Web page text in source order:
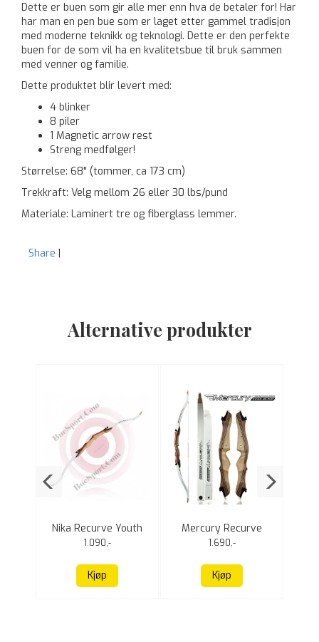
Dette er buen som gir alle mer enn hva de betaler for! Har
har man en pen bue som er laget etter gammel tradisjon
med moderne teknikk og teknologi. Dette er den perfekte
buen for de som vil ha en kvalitetsbue til bruk sammen
med venner og familie.
Dette produktet blir levert med:
4 blinker
8 piler
1 Magnetic arrow rest
Streng medfølger!
Størrelse: 68" (tommer, ca 173 cm)
Trekkraft: Velg mellom 26 eller 30 lbs/pund
Materiale: Laminert tre og fiberglass lemmer.
Share
Alternative produkter
Nika Recurve Youth
48"
1.090,-
Kjøp
Mercury Recurve
Family 68"
1.690,-
Kjøp